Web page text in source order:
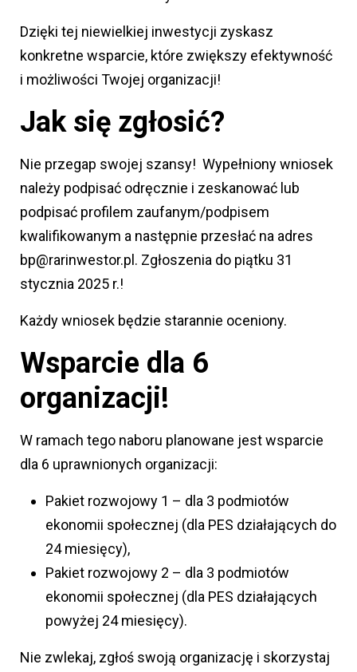
Dzięki tej niewielkiej inwestycji zyskasz
konkretne wsparcie, które zwiększy efektywność
i możliwości Twojej organizacji!
Jak się zgłosić?
Nie przegap swojej szansy! Wypełniony wniosek
należy podpisać odręcznie i zeskanować lub
podpisać profilem zaufanym/podpisem
kwalifikowanym a następnie przesłać na adres
bp@rarinwestor.pl. Zgłoszenia do piątku 31
stycznia 2025 r.!
Każdy wniosek będzie starannie oceniony.
Wsparcie dla 6
organizacji!
W ramach tego naboru planowane jest wsparcie
dla 6 uprawnionych organizacji:
Pakiet rozwojowy 1 – dla 3 podmiotów
ekonomii społecznej (dla PES działających do
24 miesięcy),
Pakiet rozwojowy 2 – dla 3 podmiotów
ekonomii społecznej (dla PES działających
powyżej 24 miesięcy).
Nie zwlekaj, zgłoś swoją organizację i skorzystaj